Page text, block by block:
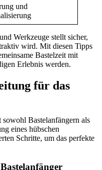
und
Werkzeuge stellt sicher,
wird. Mit diesen Tipps
Bastelzeit mit
Erlebnis werden.
für das
Bastelanfängern als
eines hübschen
Schritte, um das perfekte